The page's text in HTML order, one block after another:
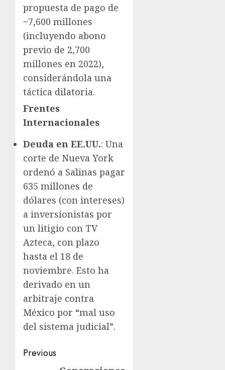
propuesta de pago de
~7,600 millones
(incluyendo abono
previo de 2,700
millones en 2022),
considerándola una
táctica dilatoria.
Frentes
Internacionales
Deuda en EE.UU.: Una
corte de Nueva York
ordenó a Salinas pagar
635 millones de
dólares (con intereses)
a inversionistas por
un litigio con TV
Azteca, con plazo
hasta el 18 de
noviembre. Esto ha
derivado en un
arbitraje contra
México por “mal uso
del sistema judicial”.
Previous